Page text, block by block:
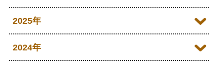
2026年07月
2025年
2025年12月
2024年